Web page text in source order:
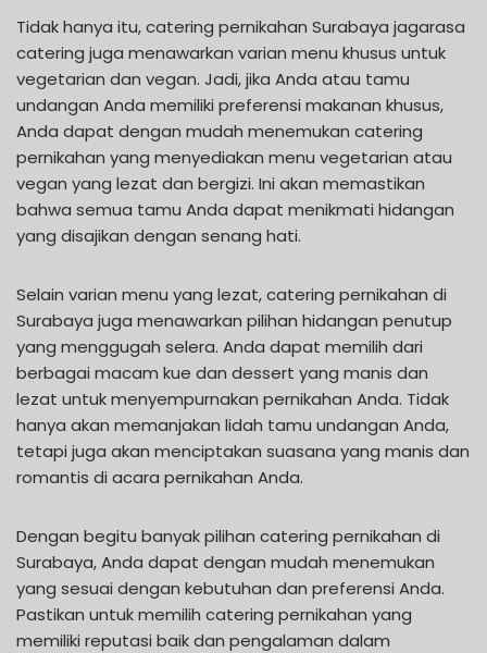
Tidak hanya itu, catering pernikahan Surabaya jagarasa
catering juga menawarkan varian menu khusus untuk
vegetarian dan vegan. Jadi, jika Anda atau tamu
undangan Anda memiliki preferensi makanan khusus,
Anda dapat dengan mudah menemukan catering
pernikahan yang menyediakan menu vegetarian atau
vegan yang lezat dan bergizi. Ini akan memastikan
bahwa semua tamu Anda dapat menikmati hidangan
yang disajikan dengan senang hati.
Selain varian menu yang lezat, catering pernikahan di
Surabaya juga menawarkan pilihan hidangan penutup
yang menggugah selera. Anda dapat memilih dari
berbagai macam kue dan dessert yang manis dan
lezat untuk menyempurnakan pernikahan Anda. Tidak
hanya akan memanjakan lidah tamu undangan Anda,
tetapi juga akan menciptakan suasana yang manis dan
romantis di acara pernikahan Anda.
Dengan begitu banyak pilihan catering pernikahan di
Surabaya, Anda dapat dengan mudah menemukan
yang sesuai dengan kebutuhan dan preferensi Anda.
Pastikan untuk memilih catering pernikahan yang
memiliki reputasi baik dan pengalaman dalam